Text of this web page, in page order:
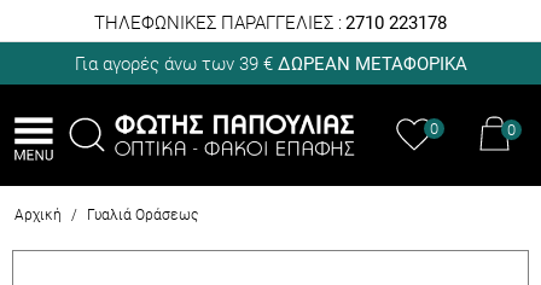
ΤΗΛΕΦΩΝΙΚΕΣ ΠΑΡΑΓΓΕΛΙΕΣ : 2710 223178
Για αγορές άνω των 39 € ΔΩΡΕΑΝ ΜΕΤΑΦΟΡΙΚΑ
0 0
Αρχική / Γυαλιά Οράσεως